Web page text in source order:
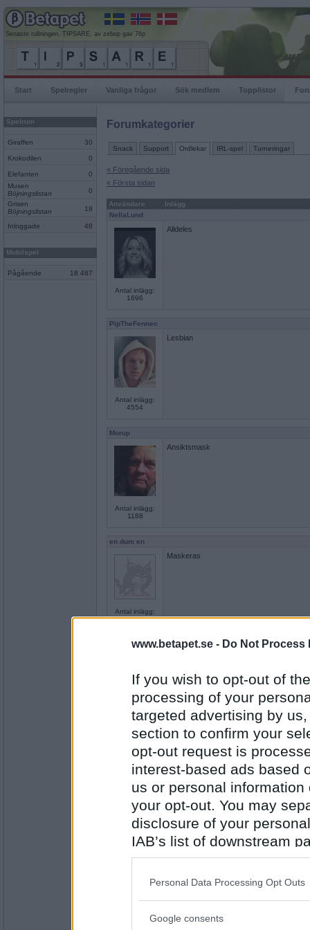
www.betapet.se - Do Not Process
If you wish to opt-out of
processing of your
targeted advertising by
section to confirm your
opt-out request is
interest-based ads based
us or personal
your opt-out. You may
disclosure of your
IAB’s list of downstream
also be disclosed by us
Downstream Participants
Please note that this
Personal Data Processing Opt Outs
Google consents
Senaste rullningen, TIPSARE, av zebop gav 76p
Start Spelregler Vanliga frågor Sök medlem Topplistor
Spelrum
Giraffen 30
Krokodilen 0
Elefanten
0
Musen
Böjningslistan
0
Grisen
Böjningslistan
18
Inloggade 48
Mobilspel
Pågående 18 487
Forumkategorier
Snack Support Ordlekar IRL-spel Turneringar
« Föregående sida
« Första sidan
Användare
Inlägg
NellaLund
Antal inlägg:
1696
Alldeles
PipTheFennec
Antal inlägg:
4554
Lesbian
Morup
Antal inlägg:
1188
Ansiktsmask
en dum en
Antal inlägg:
13194
Maskeras
Lillie_19- Ej medlem längre
Antal inlägg:
bobmarleyman
Antal inlägg:
Raskatt